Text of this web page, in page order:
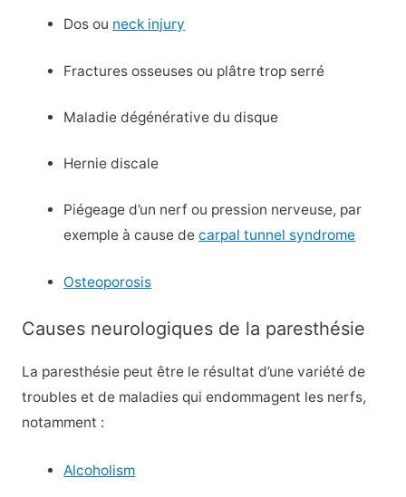
Dos ou neck injury
Fractures osseuses ou plâtre trop serré
Maladie dégénérative du disque
Hernie discale
Piégeage d’un nerf ou pression nerveuse, par
exemple à cause de carpal tunnel syndrome
Osteoporosis
Causes neurologiques de la paresthésie
La paresthésie peut être le résultat d’une variété de
troubles et de maladies qui endommagent les nerfs,
notamment :
Alcoholism